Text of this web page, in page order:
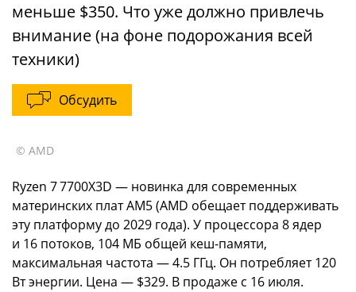
меньше $350. Что уже должно привлечь
внимание (на фоне подорожания всей
техники)
Обсудить
© AMD
Ryzen 7 7700X3D — новинка для современных
материнских плат AM5 (AMD обещает поддерживать
эту платформу до 2029 года). У процессора 8 ядер
и 16 потоков, 104 МБ общей кеш-памяти,
максимальная частота — 4.5 ГГц. Он потребляет 120
Вт энергии. Цена — $329. В продаже с 16 июля.